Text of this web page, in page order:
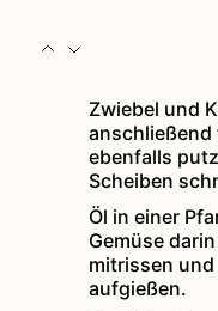
Zwiebel und
anschließend
ebenfalls
Scheiben
Öl in einer
Gemüse
mitrissen
aufgießen.